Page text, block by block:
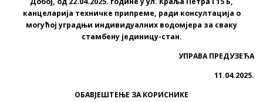
канцеларија техничке припреме, ради консултација о
могућој уградњи индивидуалних водомјера за сваку
стамбену јединицу-стан.
УПРАВА ПРЕДУЗЕЋА
11.04.2025.
ОБАВЈЕШТЕЊЕ ЗА КОРИСНИКЕ